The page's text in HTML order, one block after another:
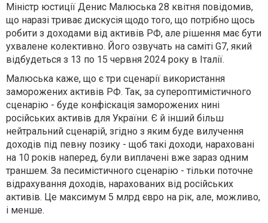
Міністр юстиції Денис Малюська 28 квітня повідомив,
що наразі триває дискусія щодо того, що потрібно щось
робити з доходами від активів РФ, але рішення має бути
ухвалене колективно. Його озвучать на саміті G7, який
відбудеться з 13 по 15 червня 2024 року в Італії.
Малюська каже, що є три сценарії використання
заморожених активів РФ. Так, за супероптимістичного
сценарію - буде конфіскація заморожених нині
російських активів для України. Є й інший більш
нейтральний сценарій, згідно з яким буде вилучення
доходів під певну позику - щоб такі доходи, нараховані
на 10 років наперед, були виплачені вже зараз одним
траншем. За песимістичного сценарію - тільки поточне
відрахування доходів, нарахованих від російських
активів. Це максимум 5 млрд євро на рік, але, можливо,
і менше.